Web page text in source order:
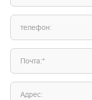
телефон:
Почта:*
Адрес: